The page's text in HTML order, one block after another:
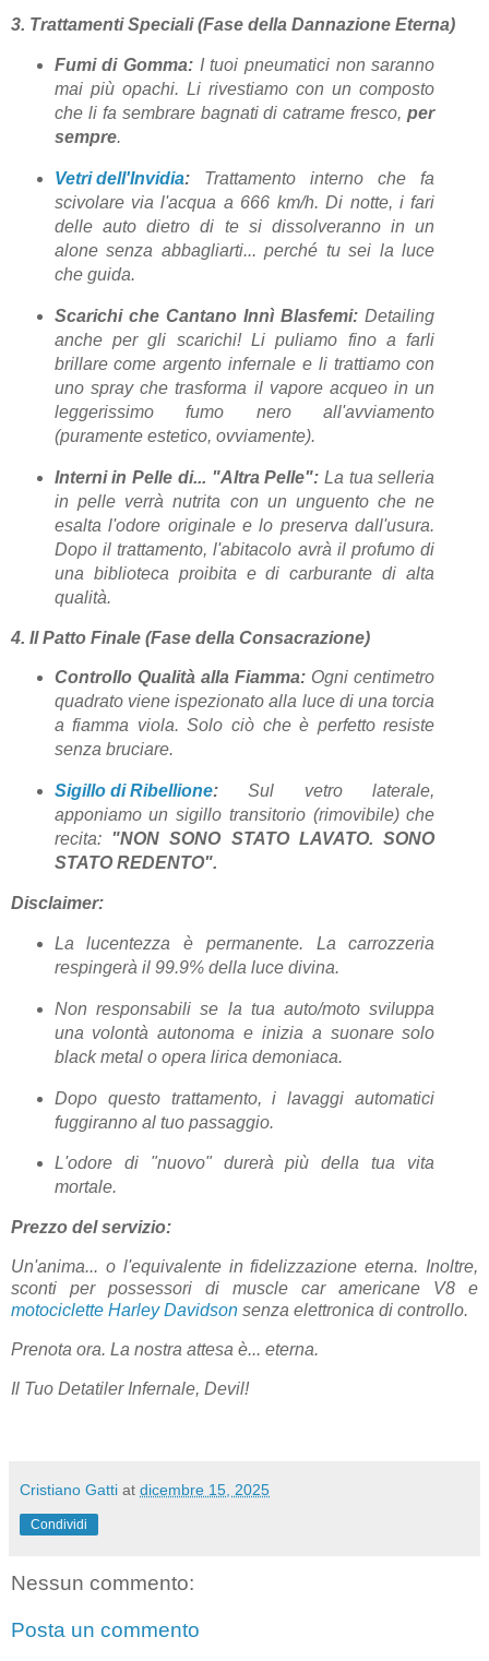
3. Trattamenti Speciali (Fase della Dannazione Eterna)
Fumi di Gomma:I tuoi pneumatici non saranno
mai più opachi. Li rivestiamo con un composto
che li fa sembrare bagnati di catrame fresco,per
sempre.
Vetri dell'Invidia:Trattamento interno che fa
scivolare via l'acqua a 666 km/h. Di notte, i fari
delle auto dietro di te si dissolveranno in un
alone senza abbagliarti... perché tu sei la luce
che guida.
Scarichi che Cantano Innì Blasfemi: Detailing
anche per gli scarichi! Li puliamo fino a farli
brillare come argento infernale e li trattiamo con
uno spray che trasforma il vapore acqueo in un
leggerissimo fumo nero all'avviamento
(puramente estetico, ovviamente).
Interni in Pelle di... "Altra Pelle": La tua selleria
in pelle verrà nutrita con un unguento che ne
esalta l'odore originale e lo preserva dall'usura.
Dopo il trattamento, l'abitacolo avrà il profumo di
una biblioteca proibita e di carburante di alta
qualità.
4. Il Patto Finale (Fase della Consacrazione)
Controllo Qualità alla Fiamma: Ogni centimetro
quadrato viene ispezionato alla luce di una torcia
a fiamma viola. Solo ciò che è perfetto resiste
senza bruciare.
Sigillo di Ribellione:Sul vetro laterale,
apponiamo un sigillo transitorio (rimovibile) che
recita: "NON SONO STATO LAVATO. SONO
STATO REDENTO".
Disclaimer:
La lucentezza è permanente. La carrozzeria
respingerà il 99.9% della luce divina.
Non responsabili se la tua auto/moto sviluppa
una volontà autonoma e inizia a suonare solo
black metal o opera lirica demoniaca.
Dopo questo trattamento, i lavaggi automatici
fuggiranno al tuo passaggio.
L'odore di "nuovo" durerà più della tua vita
mortale.
Prezzo del servizio:
Un'anima... o l'equivalente in fidelizzazione eterna. Inoltre,
sconti per possessori di muscle car americane V8 e
motociclette Harley Davidson senza elettronica di controllo.
Prenota ora. La nostra attesa è... eterna.
Il Tuo Detatiler Infernale, Devil!
Cristiano Gatti at dicembre 15, 2025
Condividi
Nessun commento:
Posta un commento